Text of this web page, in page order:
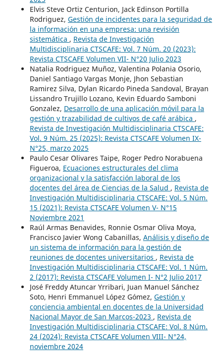
Elvis Steve Ortiz Centurion, Jack Edinson Portilla
Rodriguez, Gestión de incidentes para la seguridad de
la información en una empresa: una revisión
sistemática , Revista de Investigación
Multidisciplinaria CTSCAFE: Vol. 7 Núm. 20 (2023):
Revista CTSCAFE Volumen VII- N°20 Julio 2023
Natalia Rodriguez Muñoz, Valentina Polania Osorio,
Daniel Santiago Vargas Monje, Jhon Sebastian
Ramirez Silva, Dylan Ricardo Pineda Sandoval, Brayan
Lissandro Trujillo Lozano, Kevin Eduardo Samboni
Gonzalez, Desarrollo de una aplicación móvil para la
gestión y trazabilidad de cultivos de café arábica ,
Revista de Investigación Multidisciplinaria CTSCAFE:
Vol. 9 Núm. 25 (2025): Revista CTSCAFE Volumen IX-
N°25, marzo 2025
Paulo Cesar Olivares Taipe, Roger Pedro Norabuena
Figueroa, Ecuaciones estructurales del clima
organizacional y la satisfacción laboral de los
docentes del área de Ciencias de la Salud , Revista de
Investigación Multidisciplinaria CTSCAFE: Vol. 5 Núm.
15 (2021): Revista CTSCAFE Volumen V- N°15
Noviembre 2021
Raúl Armas Benavides, Ronnie Osmar Oliva Moya,
Francisco Javier Wong Cabanillas, Análisis y diseño de
un sistema de información para la gestión de
reuniones de docentes universitarios , Revista de
Investigación Multidisciplinaria CTSCAFE: Vol. 1 Núm.
2 (2017): Revista CTSCAFE Volumen I- N°2 Julio 2017
José Freddy Atuncar Yrribari, Juan Manuel Sánchez
Soto, Henri Emmanuel López Gómez, Gestión y
conciencia ambiental en docentes de la Universidad
Nacional Mayor de San Marcos-2023 , Revista de
Investigación Multidisciplinaria CTSCAFE: Vol. 8 Núm.
24 (2024): Revista CTSCAFE Volumen VIII- N°24,
noviembre 2024